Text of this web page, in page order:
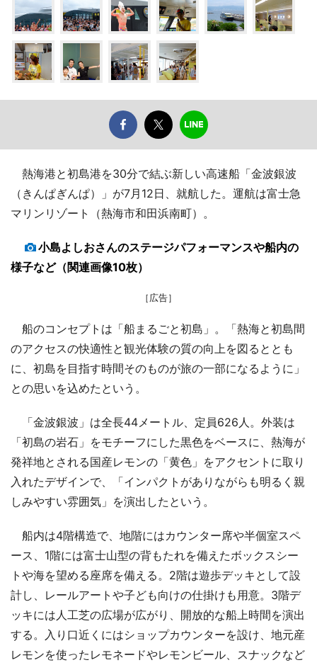
熱海港と初島港を30分で結ぶ新しい高速船「金波銀波
（きんぱぎんぱ）」が7月12日、就航した。運航は富士急
マリンリゾート（熱海市和田浜南町）。
小島よしおさんのステージパフォーマンスや船内の
様子など（関連画像10枚）
［広告］
船のコンセプトは「船まるごと初島」。「熱海と初島間
のアクセスの快適性と観光体験の質の向上を図るととも
に、初島を目指す時間そのものが旅の一部になるように」
との思いを込めたという。
「金波銀波」は全長44メートル、定員626人。外装は
「初島の岩石」をモチーフにした黒色をベースに、熱海が
発祥地とされる国産レモンの「黄色」をアクセントに取り
入れたデザインで、「インパクトがありながらも明るく親
しみやすい雰囲気」を演出したという。
船内は4階構造で、地階にはカウンター席や半個室スペ
ース、1階には富士山型の背もたれを備えたボックスシー
トや海を望める座席を備える。2階は遊歩デッキとして設
計し、レールアートや子ども向けの仕掛けも用意。3階デ
ッキには人工芝の広場が広がり、開放的な船上時間を演出
する。入り口近くにはショップカウンターを設け、地元産
レモンを使ったレモネードやレモンビール、スナックなど